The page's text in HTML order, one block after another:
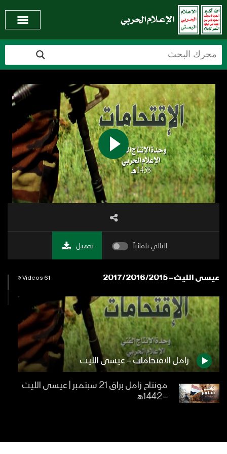
التالي تلقائياً تحميل
عيسى الليث – 2017/2016/2015 61 Videos
زامل الاقتحامات – عيسى الليث
مونتاج زامل براق 21 سبتمبر | عيسى الليث
– 1442هـ